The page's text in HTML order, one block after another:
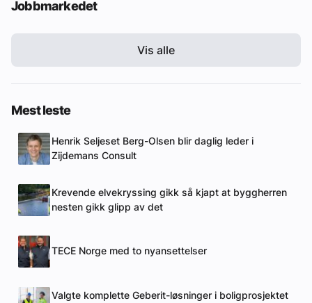
Jobbmarkedet
Vis alle
Mest leste
Henrik Seljeset Berg-Olsen blir daglig leder i
Zijdemans Consult
Krevende elvekryssing gikk så kjapt at byggherren
nesten gikk glipp av det
TECE Norge med to nyansettelser
Valgte komplette Geberit-løsninger i boligprosjektet